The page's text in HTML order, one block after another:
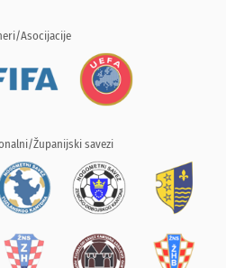
Asocijacije
Županijski savezi